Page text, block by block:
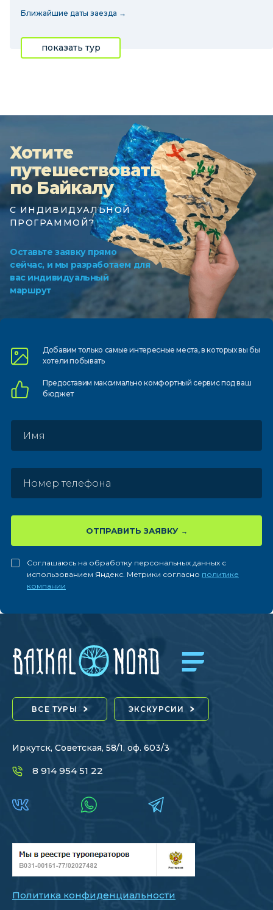
Ближайшие даты заезда →
показать тур
Хотите
путешествовать
по Байкалу
С ИНДИВИДУАЛЬНОЙ
ПРОГРАММОЙ?
Оставьте заявку прямо
сейчас, и мы разработаем для
вас индивидуальный
маршрут
Добавим только самыеинтересные места, в которыхвы бы
хотели побывать
Предоставим максимально комфортныйсервис под ваш
бюджет
ОТПРАВИТЬ ЗАЯВКУ
Соглашаюсь на обработку персональных данных с
использованием Яндекс. Метрики согласно политике
компании
ВСЕ ТУРЫ ЭКСКУРСИИ
Иркутск, Советская, 58/1, оф. 603/3
8 914 954 51 22
Политика конфиденциальности